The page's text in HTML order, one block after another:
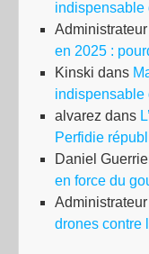
indispensable
Administrateur
en 2025 :
Kinski dans
indispensable
alvarez dans
Perfidie
Daniel
en force du
Administrateur
drones contre